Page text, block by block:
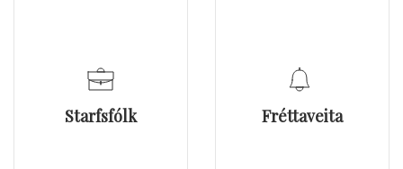
Starfsfólk Fréttaveita